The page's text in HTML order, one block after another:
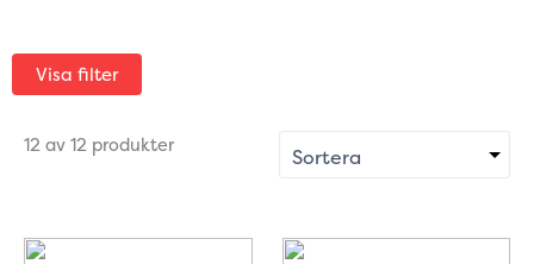
Visa filter
12 av 12 produkter